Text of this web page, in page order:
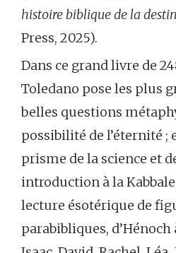
histoire biblique de la
Press, 2025).
Dans ce grand livre de
Toledano pose les plus
belles questions
possibilité de l’éternité ;
prisme de la science et
introduction à la
lecture ésotérique de
parabibliques, d’Hénoch